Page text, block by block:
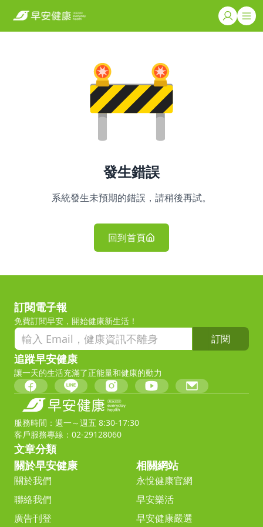
發生錯誤
系統發生未預期的錯誤，請稍後再試。
回到首頁
訂閱電子報
免費訂閱早安，開始健康新生活！
訂閱
追蹤早安健康
讓一天的生活充滿了正能量和健康的動力
服務時間：週一～週五 8:30-17:30
客戶服務專線：02-29128060
文章分類
關於早安健康
關於我們
聯絡我們
廣告刊登
相關網站
永悅健康官網
早安樂活
早安健康嚴選